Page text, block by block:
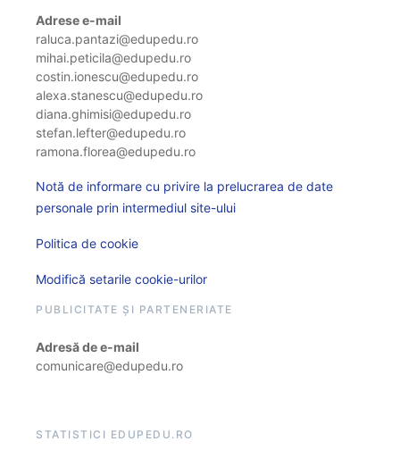
Adrese e-mail
raluca.pantazi@edupedu.ro
mihai.peticila@edupedu.ro
costin.ionescu@edupedu.ro
alexa.stanescu@edupedu.ro
diana.ghimisi@edupedu.ro
stefan.lefter@edupedu.ro
ramona.florea@edupedu.ro
Notă de informare cu privire la prelucrarea de date
personale prin intermediul site-ului
Politica de cookie
Modifică setarile cookie-urilor
PUBLICITATE ȘI PARTENERIATE
Adresă de e-mail
comunicare@edupedu.ro
STATISTICI EDUPEDU.RO